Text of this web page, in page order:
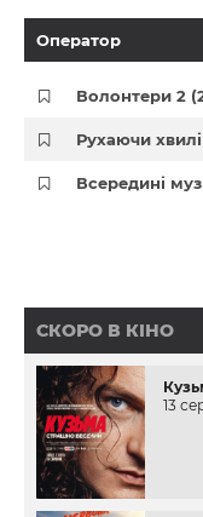
Оператор
Волонтери 2
Рухаючи
Всередині
СКОРО В КІНО
13